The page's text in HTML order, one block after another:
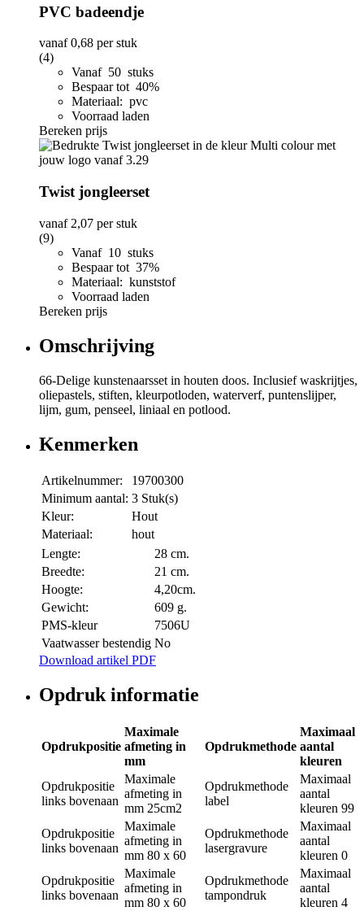
PVC badeendje
vanaf0,68 per stuk
(4)
Vanaf 50 stuks
Bespaar tot 40%
Materiaal: pvc
Voorraad laden
Bereken prijs
Twist jongleerset
vanaf 2,07 per stuk
(9)
Vanaf 10 stuks
Bespaar tot 37%
Materiaal: kunststof
Voorraad laden
Bereken prijs
Omschrijving
66-Delige kunstenaarsset in houten doos. Inclusief waskrijtjes,
oliepastels, stiften, kleurpotloden, waterverf, puntenslijper,
lijm, gum, penseel, liniaal en potlood.
Kenmerken
Artikelnummer:
19700300
Minimum aantal: 3 Stuk(s)
Kleur:
Hout
Materiaal:
hout
Lengte:
28 cm.
Breedte:
21 cm.
Hoogte:
4,20cm.
Gewicht:
609 g.
PMS-kleur
7506U
Vaatwasser bestendig No
Download artikel PDF
Opdruk informatie
Opdrukpositie
Maximale
afmeting in
mm
Opdrukmethode
Maximaal
aantal
kleuren
Opdrukpositie
links bovenaan
Maximale
afmeting in
mm 25cm2
Opdrukmethode
label
Maximaal
aantal
kleuren 99
Opdrukpositie
links bovenaan
Maximale
afmeting in
mm 80 x 60
Opdrukmethode
lasergravure
Maximaal
aantal
kleuren 0
Opdrukpositie
links bovenaan
Maximale
afmeting in
mm 80 x 60
Opdrukmethode
tampondruk
Maximaal
aantal
kleuren 4